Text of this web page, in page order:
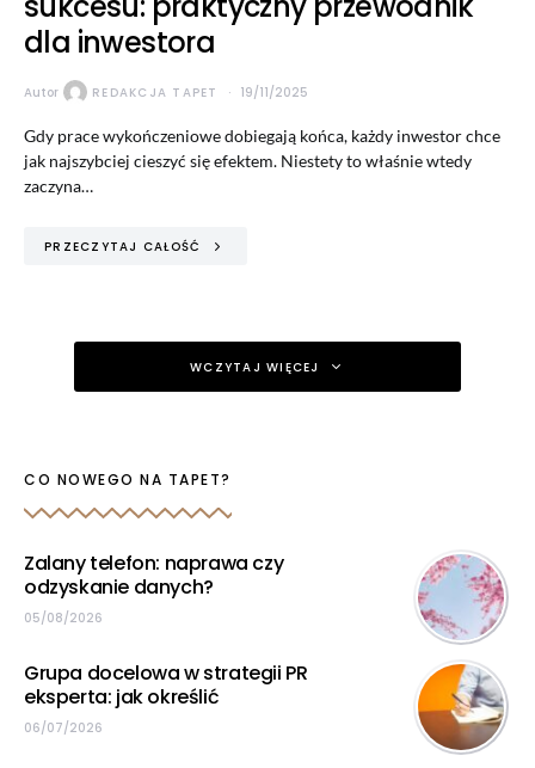
dla inwestora
Autor REDAKCJA TAPET 19/11/2025
Gdy prace wykończeniowe dobiegają końca, każdy inwestor chce
jak najszybciej cieszyć się efektem. Niestety to właśnie wtedy
zaczyna…
PRZECZYTAJ CAŁOŚĆ
WCZYTAJ WIĘCEJ
CO NOWEGO NA TAPET?
Zalany telefon: naprawa czy
odzyskanie danych?
05/08/2026
Grupa docelowa w strategii PR
eksperta: jak określić
06/07/2026